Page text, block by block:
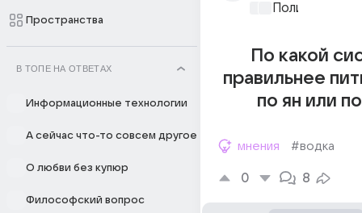
Пространства
В ТОПЕ НА ОТВЕТАХ
Информационные технологии
А сейчас что-то совсем другое
О любви без купюр
Философский вопрос
По какой
правильнее
по ян или
мнения #водка
0 8